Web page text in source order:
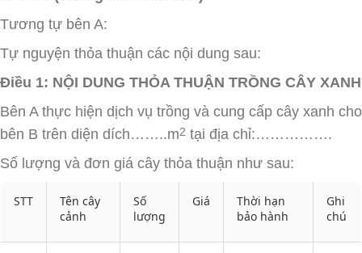
Tương tự bên A:
Tự nguyện thỏa thuận các nội dung sau:
Điều 1: NỘI DUNG THỎA THUẬN TRỒNG CÂY XANH
Bên A thực hiện dịch vụ trồng và cung cấp cây xanh cho
bên B trên diện dích……..m2 tại địa chỉ:…………….
Số lượng và đơn giá cây thỏa thuận như sau:
STT
Tên cây
cảnh
Số
lượng
Giá
Thời hạn
bảo hành
Ghi
chú